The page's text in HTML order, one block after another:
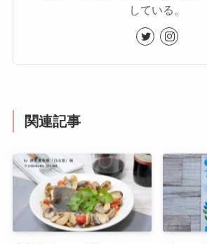
している。
関連記事